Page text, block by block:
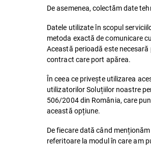
De asemenea, colectăm date
Datele utilizate în scopul
metoda exactă de comunicare
Această perioadă este
contract care port apărea.
În ceea ce privește utilizarea
utilizatorilor Soluțiilor noastre
506/2004 din România, care
această opțiune.
De fiecare dată când
referitoare la modul în care am